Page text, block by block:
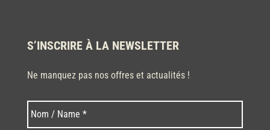
S’INSCRIRE À LA NEWSLETTER
Ne manquez pas nos offres et actualités !
Nom * Nom